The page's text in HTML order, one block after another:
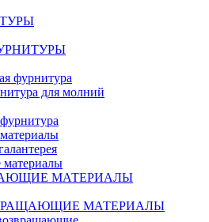
фурнитура
для молний
материалы
МАТЕРИАЛЫ
МАТЕРИАЛЫ